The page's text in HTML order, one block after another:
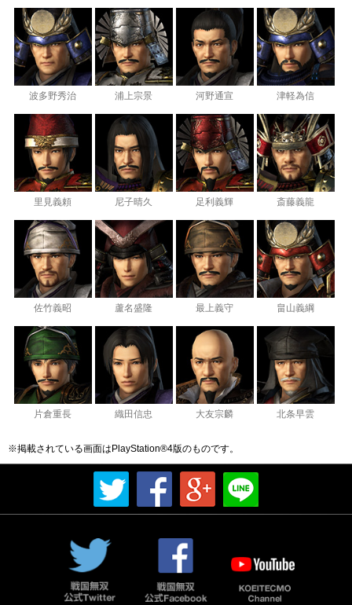
波多野秀治 浦上宗景 河野通宣 津軽為信
里見義頼 尼子晴久 足利義輝 斎藤義龍
佐竹義昭 蘆名盛隆 最上義守 畠山義綱
片倉重長 織田信忠 大友宗麟 北条早雲
※掲載されている画面はPlayStation®4版のものです。